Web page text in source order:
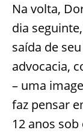
Na volta,
dia
saída de
advocacia,
– uma
faz pensar
12 anos